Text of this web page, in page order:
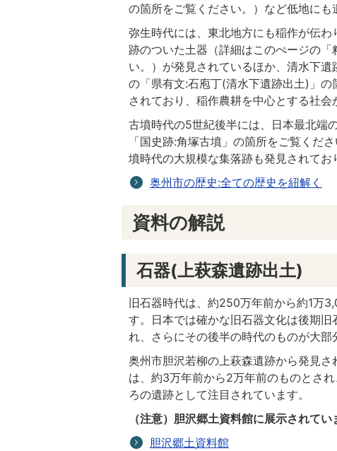
の箇所をご覧ください。）など低地にも
弥生時代には、東北地方にも稲作が伝
跡のついた土器（詳細はこのぺージの
い。）が発見されているほか、清水下
の「県有文:石庖丁(清水下遺跡出土)」
されており、稲作農耕を中心とする社会
古墳時代の5世紀後半には、日本最北端
「国史跡:角塚古墳」の箇所をご覧くだ
墳時代の大規模な集落跡も発見されてお
奥州市の歴史:全ての歴史を紐解く
資料の解説
石器(上萩森遺跡出土)
旧石器時代は、約250万年前から約1万
す。日本では確かな旧石器文化は後期
れ、さらにその後半の時代のものが大部
奥州市胆沢若柳の上萩森遺跡から発見
は、約3万年前から2万年前のものとさ
ろの遺跡として注目されています。
（注意）胆沢郷土資料館に展示されてい
胆沢郷土資料館